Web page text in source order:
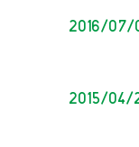
2016/
2015/04/